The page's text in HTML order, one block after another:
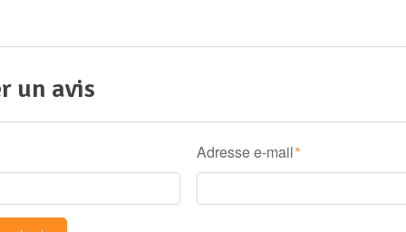
un avis
Adresse e-mail *